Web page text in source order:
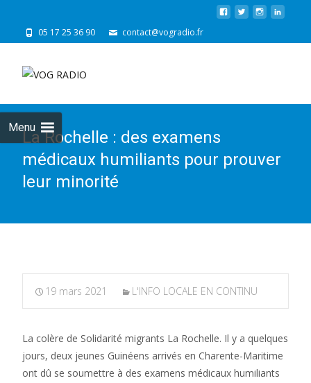
05 17 25 36 90 contact@vogradio.fr
Menu
La Rochelle : des examens
médicaux humiliants pour prouver
leur minorité
19 mars 2021 L'INFO LOCALE EN CONTINU
La colère de Solidarité migrants La Rochelle. Il y a quelques
jours, deux jeunes Guinéens arrivés en Charente-Maritime
ont dû se soumettre à des examens médicaux humiliants